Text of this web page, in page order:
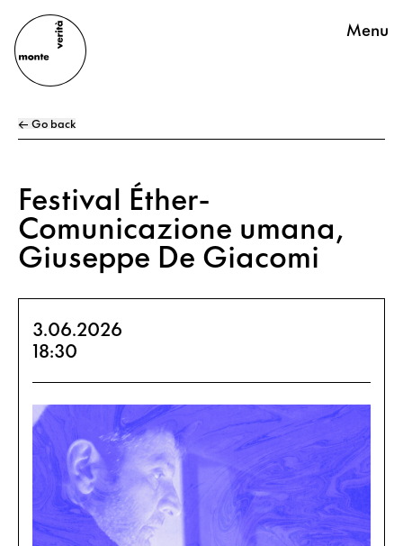
Menu
← Go back
Festival Éther-
Comunicazione umana,
Giuseppe De Giacomi
3.06.2026
18:30